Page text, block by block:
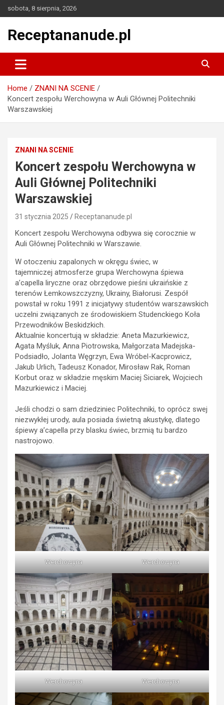
to
sobota, 8 sierpnia, 2026
Receptananude.pl
Home
ZNANI NA SCENIE
Koncert zespołu Werchowyna w Auli Głównej Politechniki
Warszawskiej
ZNANI NA SCENIE
Koncert zespołu Werchowyna w
Auli Głównej Politechniki
Warszawskiej
31 stycznia 2025 Receptananude.pl
Koncert zespołu Werchowyna odbywa się corocznie w
Auli Głównej Politechniki w Warszawie.
W otoczeniu zapalonych w okręgu świec, w
tajemniczej atmosferze grupa Werchowyna śpiewa
a’capella liryczne oraz obrzędowe pieśni ukraińskie z
terenów Łemkowszczyzny, Ukrainy, Białorusi. Zespół
powstał w roku 1991 z inicjatywy studentów warszawskich
uczelni związanych ze środowiskiem Studenckiego Koła
Przewodników Beskidzkich.
Aktualnie koncertują w składzie: Aneta Mazurkiewicz,
Agata Myśluk, Anna Piotrowska, Małgorzata Madejska-
Podsiadło, Jolanta Węgrzyn, Ewa Wróbel-Kacprowicz,
Jakub Urlich, Tadeusz Konador, Mirosław Rak, Roman
Korbut oraz w składzie męskim Maciej Siciarek, Wojciech
Mazurkiewicz i Maciej.
Jeśli chodzi o sam dziedziniec Politechniki, to oprócz swej
niezwykłej urody, aula posiada świetną akustykę, dlatego
śpiewy a’capella przy blasku świec, brzmią tu bardzo
nastrojowo.
Werchowyna Werchowyna
Werchowyna Werchowyna